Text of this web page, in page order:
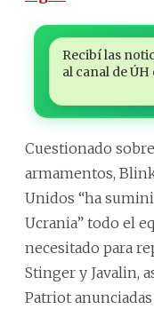
Recibí las
al canal de
Cuestionado
armamentos,
Unidos “ha
Ucrania” todo el
necesitado para
Stinger y Javalin,
Patriot